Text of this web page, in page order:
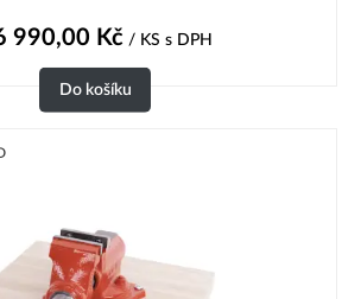
990,00 Kč/ KS s DPH
Do košíku